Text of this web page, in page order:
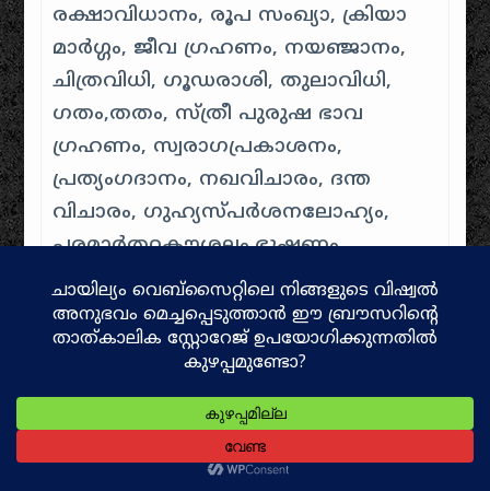
രക്ഷാവിധാനം, രൂപ സംഖ്യാ, ക്രിയാ
മാർഗ്ഗം, ജീവ ഗ്രഹണം, നയഞ്ജാനം,
ചിത്രവിധി, ഗൂഡരാശി, തുലാവിധി,
ഗതം,തതം, സ്ത്രീ പുരുഷ ഭാവ
ഗ്രഹണം, സ്വരാഗപ്രകാശനം,
പ്രത്യംഗദാനം, നഖവിചാരം, ദന്ത
വിചാരം, ഗുഹ്യസ്പർശനലോഹ്യം,
പരമാർത്ഥകൗശലം,ഭൂഷണം,
സമാനാർഥത, പ്രോത്സാഹനം, മൃദു
ക്രോധ പ്രവർണനം, ക്രൂദ്ധ പ്രസാദനം,
സപ്ത പരിത്യാഗം, പരമസ്വാപവിധി,
ഗുഹ്യഗ്രഹണം,സാശ്രുപാതനം, രമണ
വീക്ഷണം, സ്വയം ശപഥ
ക്രിയ,പ്രസ്ഥിതാനുഗമനം, പുനർ
നിരീക്ഷണം, ലഗ്നപരീക്ഷ, ലേഖം,